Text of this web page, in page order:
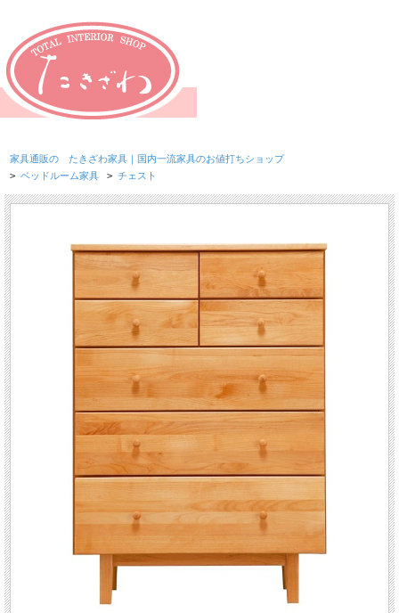
家具通販の たきざわ家具｜国内一流家具のお値打ちショップ
> ベッドルーム家具 > チェスト